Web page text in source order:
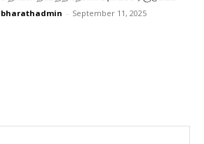
bharathadmin - September 11, 2025